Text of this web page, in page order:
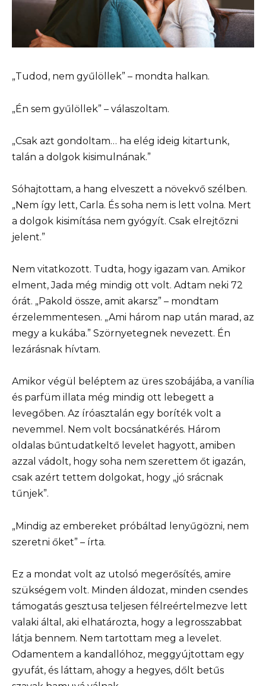
„Tudod, nem gyűlöllek” – mondta halkan.
„Én sem gyűlöllek” – válaszoltam.
„Csak azt gondoltam… ha elég ideig kitartunk,
talán a dolgok kisimulnának.”
Sóhajtottam, a hang elveszett a növekvő szélben.
„Nem így lett, Carla. És soha nem is lett volna. Mert
a dolgok kisimítása nem gyógyít. Csak elrejtőzni
jelent.”
Nem vitatkozott. Tudta, hogy igazam van. Amikor
elment, Jada még mindig ott volt. Adtam neki 72
órát. „Pakold össze, amit akarsz” – mondtam
érzelemmentesen. „Ami három nap után marad, az
megy a kukába.” Szörnyetegnek nevezett. Én
lezárásnak hívtam.
Amikor végül beléptem az üres szobájába, a vanília
és parfüm illata még mindig ott lebegett a
levegőben. Az íróasztalán egy boríték volt a
nevemmel. Nem volt bocsánatkérés. Három
oldalas bűntudatkeltő levelet hagyott, amiben
azzal vádolt, hogy soha nem szerettem őt igazán,
csak azért tettem dolgokat, hogy „jó srácnak
tűnjek”.
„Mindig az embereket próbáltad lenyűgözni, nem
szeretni őket” – írta.
Ez a mondat volt az utolsó megerősítés, amire
szükségem volt. Minden áldozat, minden csendes
támogatás gesztusa teljesen félreértelmezve lett
valaki által, aki elhatározta, hogy a legrosszabbat
látja bennem. Nem tartottam meg a levelet.
Odamentem a kandallóhoz, meggyújtottam egy
gyufát, és láttam, ahogy a hegyes, dőlt betűs